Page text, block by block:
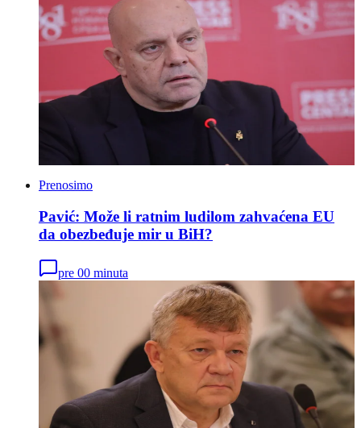
Prenosimo
Pavić: Može li ratnim ludilom zahvaćena EU
da obezbeđuje mir u BiH?
pre 00 minuta